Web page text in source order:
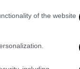
of the website
Βουλή, ο